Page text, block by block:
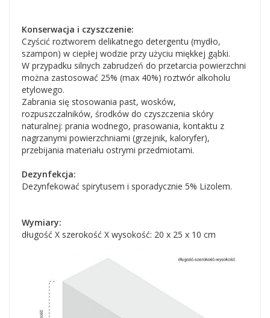
Konserwacja i czyszczenie:
Czyścić roztworem delikatnego detergentu (mydło,
szampon) w ciepłej wodzie przy użyciu miękkej gąbki.
W przypadku silnych zabrudzeń do przetarcia powierzchni
można zastosować 25% (max 40%) roztwór alkoholu
etylowego.
Zabrania się stosowania past, wosków,
rozpuszczalników, środków do czyszczenia skóry
naturalnej: prania wodnego, prasowania, kontaktu z
nagrzanymi powierzchniami (grzejnik, kaloryfer),
przebijania materiału ostrymi przedmiotami.
Dezynfekcja:
Dezynfekować spirytusem i sporadycznie 5% Lizolem.
Wymiary:
długość X szerokość X wysokość: 20 x 25 x 10 cm